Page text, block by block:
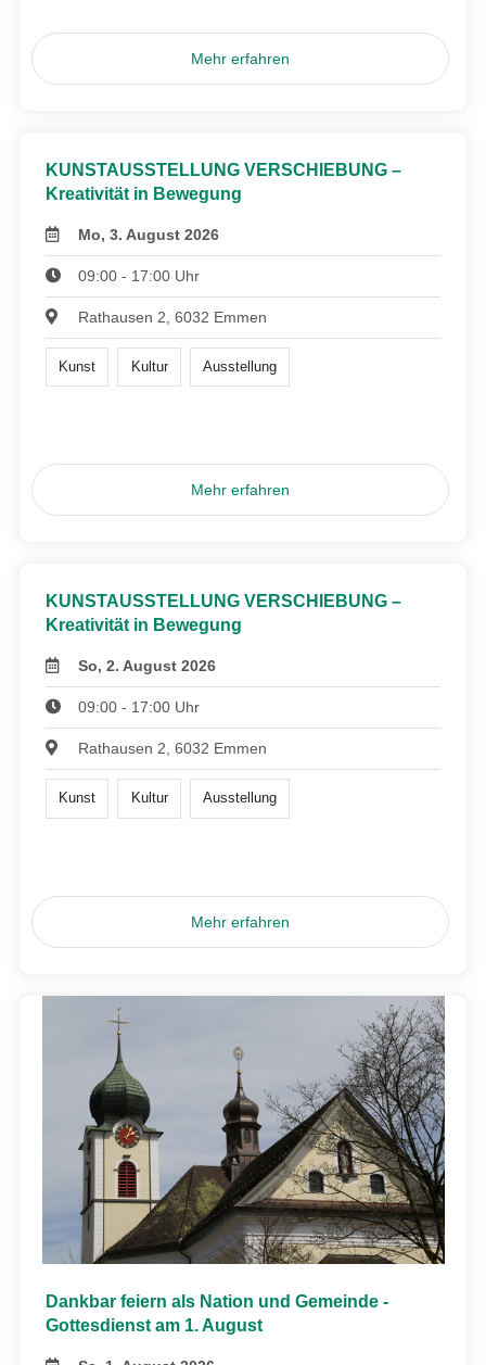
Mehr erfahren
KUNSTAUSSTELLUNG VERSCHIEBUNG –
Kreativität in Bewegung
Mo, 3. August 2026
09:00 - 17:00 Uhr
Rathausen 2, 6032 Emmen
Kunst Kultur Ausstellung
Mehr erfahren
KUNSTAUSSTELLUNG VERSCHIEBUNG –
Kreativität in Bewegung
So, 2. August 2026
09:00 - 17:00 Uhr
Rathausen 2, 6032 Emmen
Kunst Kultur Ausstellung
Mehr erfahren
Dankbar feiern als Nation und Gemeinde -
Gottesdienst am 1. August